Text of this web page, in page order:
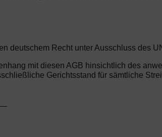
deutschem Recht unter Ausschluss des
mit diesen AGB hinsichtlich des
Gerichtsstand für sämtliche